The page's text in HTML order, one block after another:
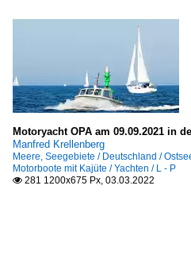
Motoryacht OPA am 09.09.2021 in
Manfred Krellenberg
Meere, Seegebiete / Deutschland /
Motorboote mit Kajüte / Yachten / L - P
 281 1200x675 Px, 03.03.2022